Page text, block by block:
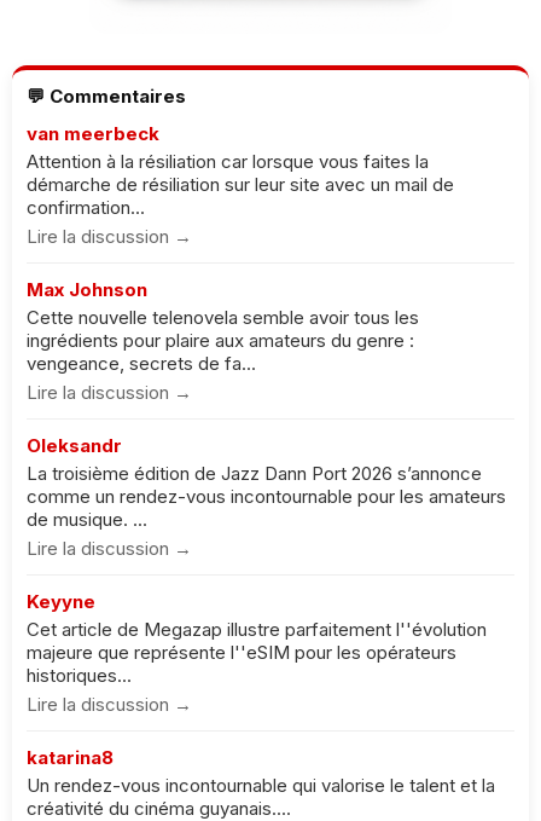
💬 Commentaires
van meerbeck
Attention à la résiliation car lorsque vous faites la
démarche de résiliation sur leur site avec un mail de
confirmation...
Lire la discussion →
Max Johnson
Cette nouvelle telenovela semble avoir tous les
ingrédients pour plaire aux amateurs du genre :
vengeance, secrets de fa...
Lire la discussion →
Oleksandr
La troisième édition de Jazz Dann Port 2026 s’annonce
comme un rendez-vous incontournable pour les amateurs
de musique. ...
Lire la discussion →
Keyyne
Cet article de Megazap illustre parfaitement l''évolution
majeure que représente l''eSIM pour les opérateurs
historiques...
Lire la discussion →
katarina8
Un rendez-vous incontournable qui valorise le talent et la
créativité du cinéma guyanais....